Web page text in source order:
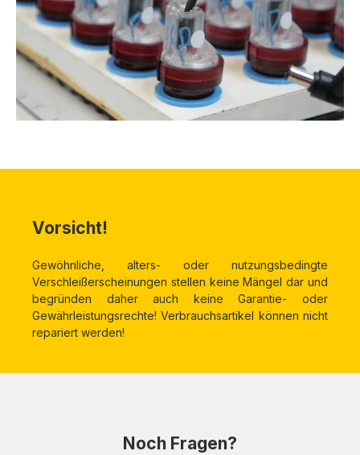
Vorsicht!
Gewöhnliche, alters- oder nutzungsbedingte
Verschleißerscheinungen stellen keine Mängel dar und
begründen daher auch keine Garantie- oder
Gewährleistungsrechte! Verbrauchsartikel können nicht
repariert werden!
Noch Fragen?